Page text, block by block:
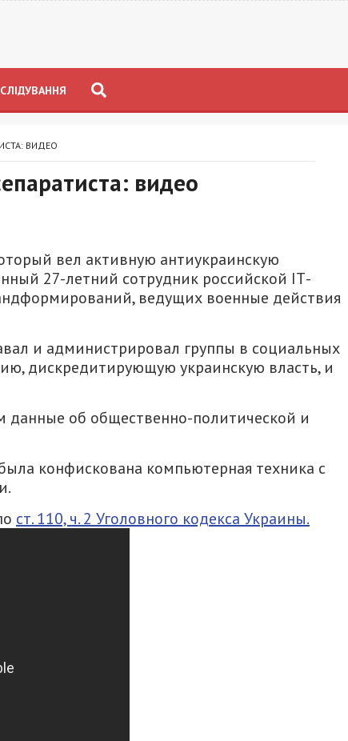
ВИДЕО
видео
вел активную антиукраинскую
27-летний сотрудник российской IТ-
ведущих военные действия
и администрировал группы в социальных
дискредитирующую украинскую власть, и
данные об общественно-политической и
конфискована компьютерная техника с
ст. 110, ч. 2 Уголовного кодекса Украины.